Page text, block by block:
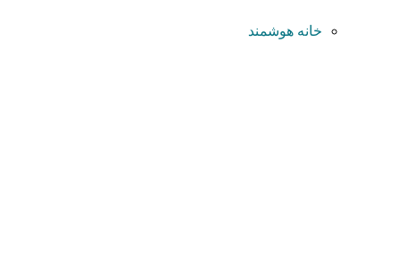
خانه هوشمند